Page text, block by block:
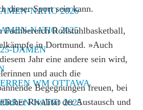
NATIO 2026
NATIO 2025
DAMEN
WM OTTAWA
NATIO 2025
dieser Sport sein kann.
Fachbereich Rollstuhlbasketball,
in Dortmund. »Auch
Jahr eine andere sein wird,
und auch die
Begegnungen freuen, bei
Rivalität der Austausch und